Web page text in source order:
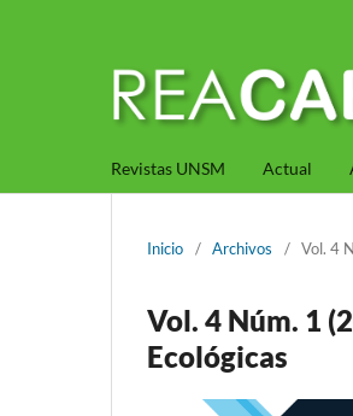
Revistas UNSM Actual
Inicio / Archivos / Vol. 4
Vol. 4 Núm. 1
Ecológicas